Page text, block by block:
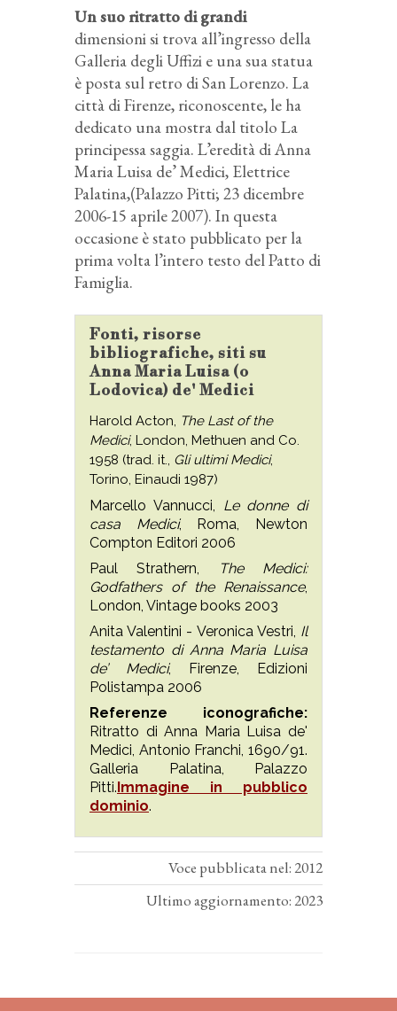
Un suo ritratto di grandi
dimensioni si trova all’ingresso della
Galleria degli Uffizi e una sua statua
è posta sul retro di San Lorenzo. La
città di Firenze, riconoscente, le ha
dedicato una mostra dal titolo La
principessa saggia. L’eredità di Anna
Maria Luisa de’ Medici, Elettrice
Palatina,(Palazzo Pitti; 23 dicembre
2006-15 aprile 2007). In questa
occasione è stato pubblicato per la
prima volta l’intero testo del Patto di
Famiglia.
Fonti, risorse
bibliografiche, siti su
Anna Maria Luisa (o
Lodovica) de' Medici
Harold Acton, The Last of the
Medici, London, Methuen and Co.
1958 (trad. it., Gli ultimi Medici,
Torino, Einaudi 1987)
Marcello Vannucci, Le donne di
casa Medici, Roma, Newton
Compton Editori 2006
Paul Strathern,
The Medici:
Godfathers of the Renaissance,
London, Vintage books 2003
Anita Valentini - Veronica Vestri, Il
testamento di Anna Maria Luisa
de’ Medici, Firenze, Edizioni
Polistampa 2006
Referenze iconografiche:
Ritratto di Anna Maria Luisa de'
Medici, Antonio Franchi, 1690/91.
Galleria Palatina, Palazzo
Pitti.Immagine in pubblico
dominio.
Voce pubblicata nel: 2012
Ultimo aggiornamento: 2023